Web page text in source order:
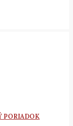
PORIADOK